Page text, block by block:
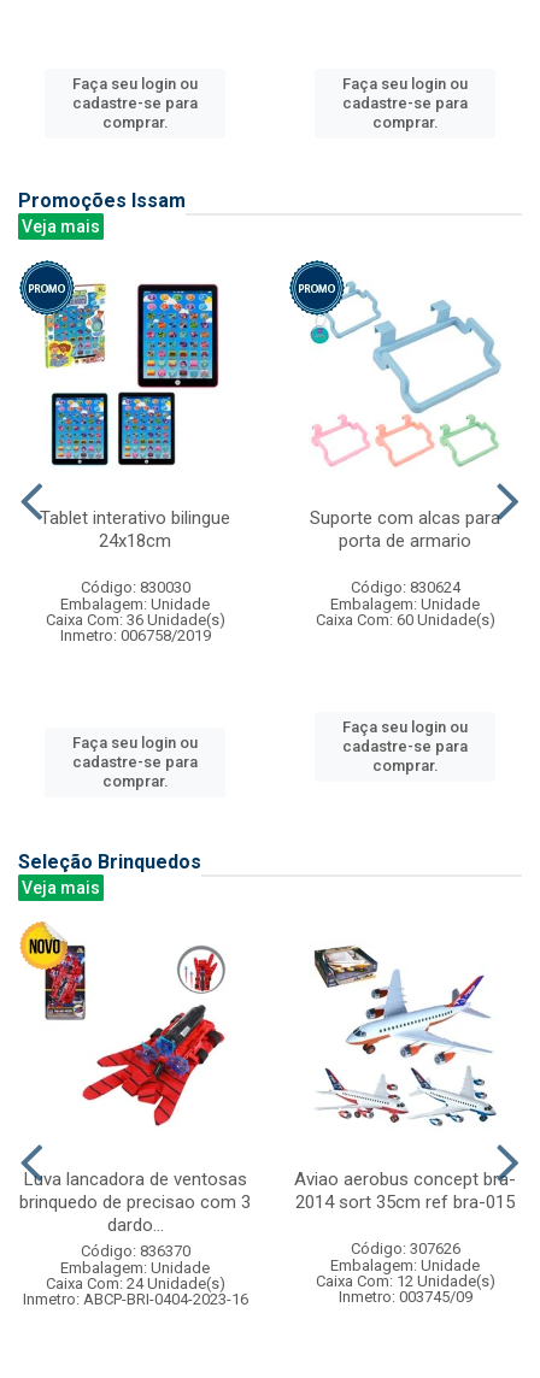
Faça seu login ou
cadastre-se para
comprar.
Faça seu login ou
cadastre-se para
comprar.
Promoções Issam
Veja mais
Tablet interativo bilingue
24x18cm
Código: 830030
Embalagem: Unidade
Caixa Com: 36 Unidade(s)
Inmetro: 006758/2019
Faça seu login ou
cadastre-se para
comprar.
Suporte com alcas para
porta de armario
Código: 830624
Embalagem: Unidade
Caixa Com: 60 Unidade(s)
Faça seu login ou
cadastre-se para
comprar.
Seleção Brinquedos
Veja mais
Luva lancadora de ventosas
brinquedo de precisao com 3
dardo...
Código: 836370
Embalagem: Unidade
Caixa Com: 24 Unidade(s)
Inmetro: ABCP-BRI-0404-2023-16
Aviao aerobus concept bra-
2014 sort 35cm ref bra-015
Código: 307626
Embalagem: Unidade
Caixa Com: 12 Unidade(s)
Inmetro: 003745/09